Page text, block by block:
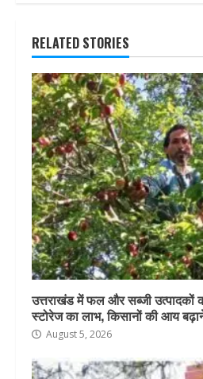
RELATED STORIES
उत्तराखंड में फल और सब्जी उत्पादकों
स्टोरेज का लाभ, किसानों की आय
August 5, 2026